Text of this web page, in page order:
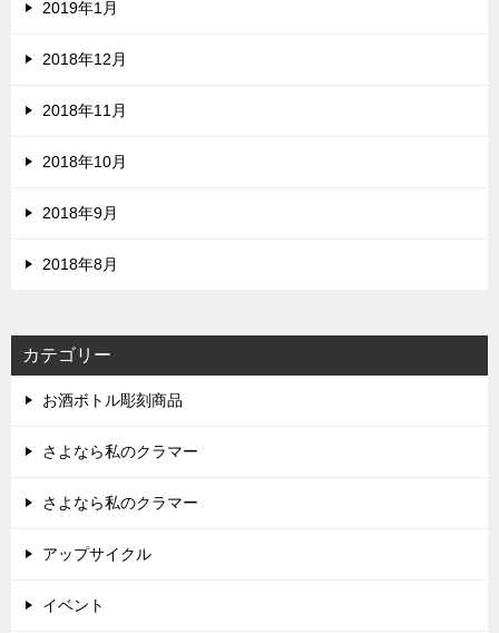
2019年1月
2018年12月
2018年11月
2018年10月
2018年9月
2018年8月
カテゴリー
お酒ボトル彫刻商品
さよなら私のクラマー
さよなら私のクラマー
アップサイクル
イベント